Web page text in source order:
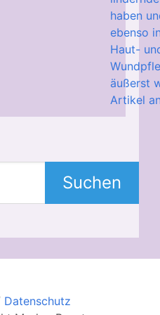
haben
ebenso
Haut-
äußerst
Artikel
Suchen
Datenschutz